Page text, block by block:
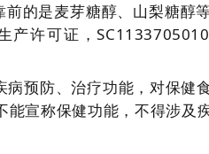
的是麦芽糖醇、山梨糖醇
产许可证，
预防、治疗功能，对保健
宣称保健功能，不得涉及